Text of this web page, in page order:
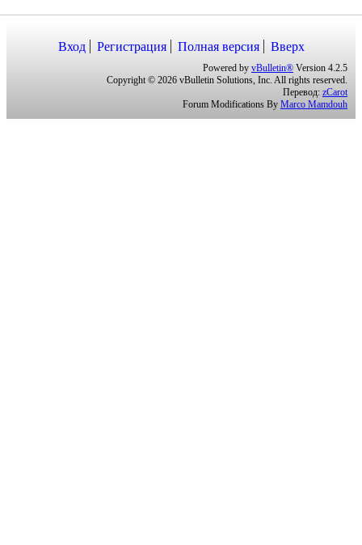
Вход Регистрация Полная версия Вверх
Powered by vBulletin® Version 4.2.5
Copyright © 2026 vBulletin Solutions, Inc. All rights reserved.
Перевод: zCarot
Forum Modifications By Marco Mamdouh